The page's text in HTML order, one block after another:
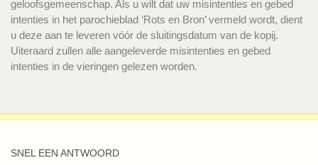
geloofsgemeenschap. Als u wilt dat uw misintenties en gebed
intenties in het parochieblad ‘Rots en Bron’ vermeld wordt, dient
u deze aan te leveren vóór de sluitingsdatum van de kopij.
Uiteraard zullen alle aangeleverde misintenties en gebed
intenties in de vieringen gelezen worden.
SNEL EEN ANTWOORD